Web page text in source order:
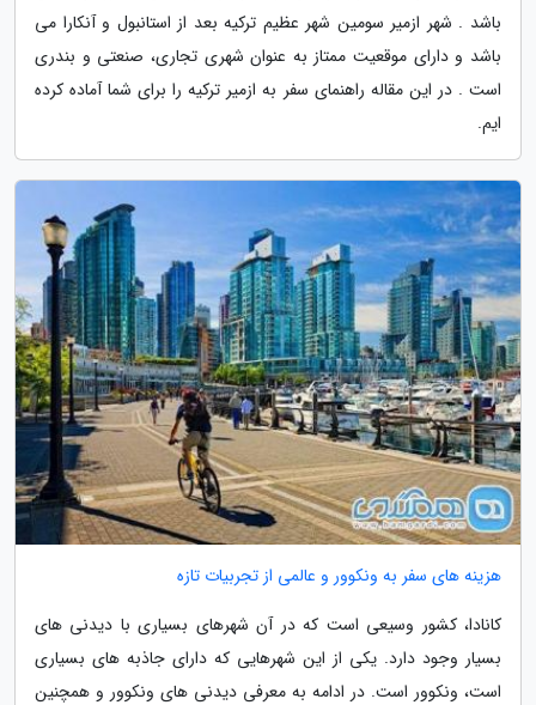
باشد . شهر ازمیر سومین شهر عظیم ترکیه بعد از استانبول و آنکارا می
باشد و دارای موقعیت ممتاز به عنوان شهری تجاری، صنعتی و بندری
است . در این مقاله راهنمای سفر به ازمیر ترکیه را برای شما آماده کرده
ایم.
هزینه های سفر به ونکوور و عالمی از تجربیات تازه
کانادا، کشور وسیعی است که در آن شهرهای بسیاری با دیدنی های
بسیار وجود دارد. یکی از این شهرهایی که دارای جاذبه های بسیاری
است، ونکوور است. در ادامه به معرفی دیدنی های ونکوور و همچنین